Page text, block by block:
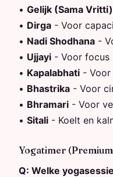
• Gelijk (Sama Vritti)
• Dirga - Voor
• Nadi Shodhana -
• Ujjayi - Voor focus
• Kapalabhati - Voor
• Bhastrika - Voor
• Bhramari - Voor
• Sitali - Koelt en
Yogatimer
Q: Welke